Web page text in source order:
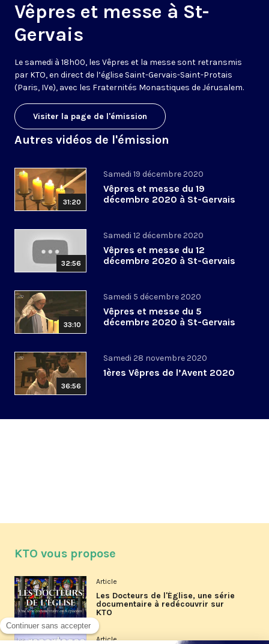
Vêpres et messe à St-
Gervais
Le samedi à 18h00, les Vêpres et la messe sont retransmis
par KTO, en direct de l’église Saint-Gervais-Saint-Protais
(Paris, IVe), avec les Fraternités Monastiques de Jérusalem.
Visiter la page de l'émission
Autres vidéos de l'émission
31:20
Samedi 19 décembre 2020
Vêpres et messe du 19
décembre 2020 à St-Gervais
32:56
Samedi 12 décembre 2020
Vêpres et messe du 12
décembre 2020 à St-Gervais
33:10
Samedi 5 décembre 2020
Vêpres et messe du 5
décembre 2020 à St-Gervais
36:56
Samedi 28 novembre 2020
1ères Vêpres de l’Avent 2020
KTO vous propose
Article
Les Docteurs de l'Église, une série
documentaire à redécouvrir sur
KTO
Article